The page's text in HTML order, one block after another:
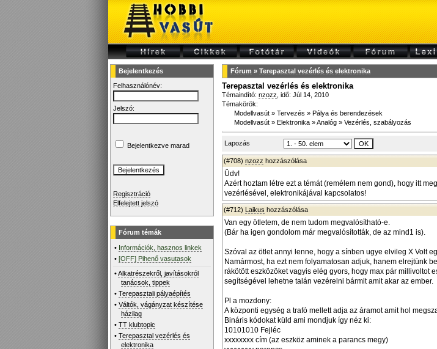
Bejelentkezés
Felhasználónév:
Jelszó:
Bejelentkezve marad
Regisztráció
Elfelejtett jelszó
Fórum témák
• Információk, hasznos linkek
•[OFF] Pihenő vasutasok
•Alkatrészekről, javításokról
tanácsok, tippek
•Terepasztali pályaépítés
•Váltók, vágányzat készítése
házilag
•TT klubtopic
•Terepasztal vezérlés és
elektronika
Fórum » Terepasztal vezérlés és elektronika
Terepasztal vezérlés és elektronika
Témaindító: nzozz , idő: Júl 14, 2010
Témakörök:
Modellvasút » Tervezés » Pálya és berendezések
Modellvasút » Elektronika »Analóg » Vezérlés, szabályozás
Lapozás
(#708) nzozz hozzászólása
Üdv!
Azért hoztam létre ezt a témát (remélem nem gond), hogy itt
vezérlésével, elektronikájával kapcsolatos!
(#712) Laikus hozzászólása
Van egy ötletem, de nem tudom megvalósítható-e.
(Bár ha igen gondolom már megvalósították, de az mind1 is).
Szóval az ötlet annyi lenne, hogy a sínben ugye elvileg X Volt
Namármost, ha ezt nem folyamatosan adjuk, hanem elrejtünk
rákötött eszközöket vagyis elég gyors, hogy max pár millivoltot
segítségével lehetne talán vezérelni bármit amit akar az ember.
Pl a mozdony:
A központi egység a trafó mellett adja az áramot amit hol
Bináris kódokat küld ami mondjuk így néz ki:
10101010 Fejléc
xxxxxxxx cím (az eszköz aminek a parancs megy)